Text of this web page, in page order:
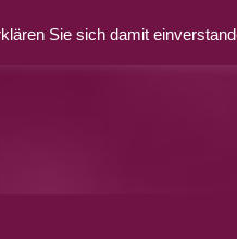
Sie sich damit